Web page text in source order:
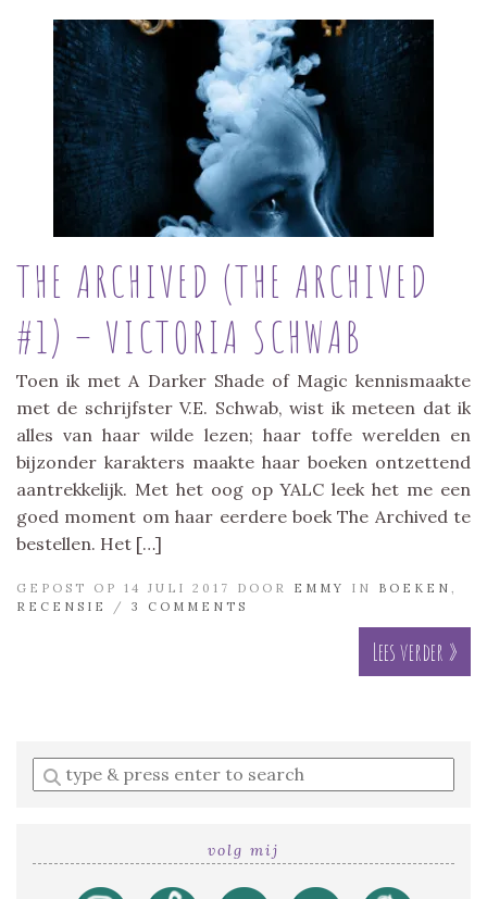
THE ARCHIVED (THE ARCHIVED
#1) – VICTORIA SCHWAB
Toen ik met A Darker Shade of Magic kennismaakte
met de schrijfster V.E. Schwab, wist ik meteen dat ik
alles van haar wilde lezen; haar toffe werelden en
bijzonder karakters maakte haar boeken ontzettend
aantrekkelijk. Met het oog op YALC leek het me een
goed moment om haar eerdere boek The Archived te
bestellen. Het […]
GEPOST OP 14 JULI 2017 DOOR EMMY IN BOEKEN
RECENSIE
/ 3 COMMENTS
Lees verder »
Enter
a
volg mij